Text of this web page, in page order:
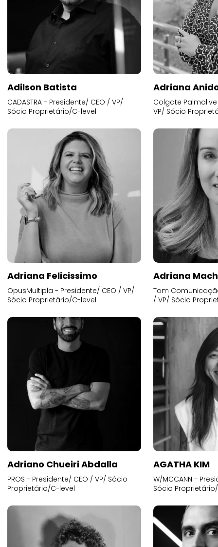
Adilson Batista
CADASTRA - Presidente/ CEO / VP/
Sócio Proprietário/C-level
Adriana
Colgate
VP/ Sócio
Adriana Felicissimo
OpusMultipla - Presidente/ CEO / VP/
Sócio Proprietário/C-level
Adriana
Tom
/ VP/ Sócio
Adriano Chueiri Abdalla
PROS - Presidente/ CEO / VP/ Sócio
Proprietário/C-level
AGATHA KIM
W/MCCANN -
Sócio